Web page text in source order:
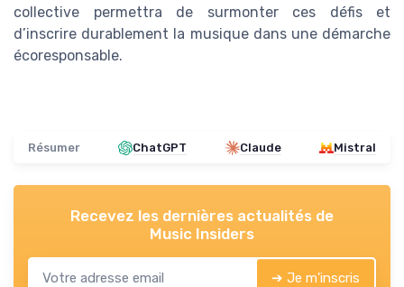
collective permettra de surmonter ces défis et
d’inscrire durablement la musique dans une démarche
écoresponsable.
Résumer ChatGPT Claude Mistral
Recevez les dernières actualités de
Music Insiders
➔ Je m'inscris